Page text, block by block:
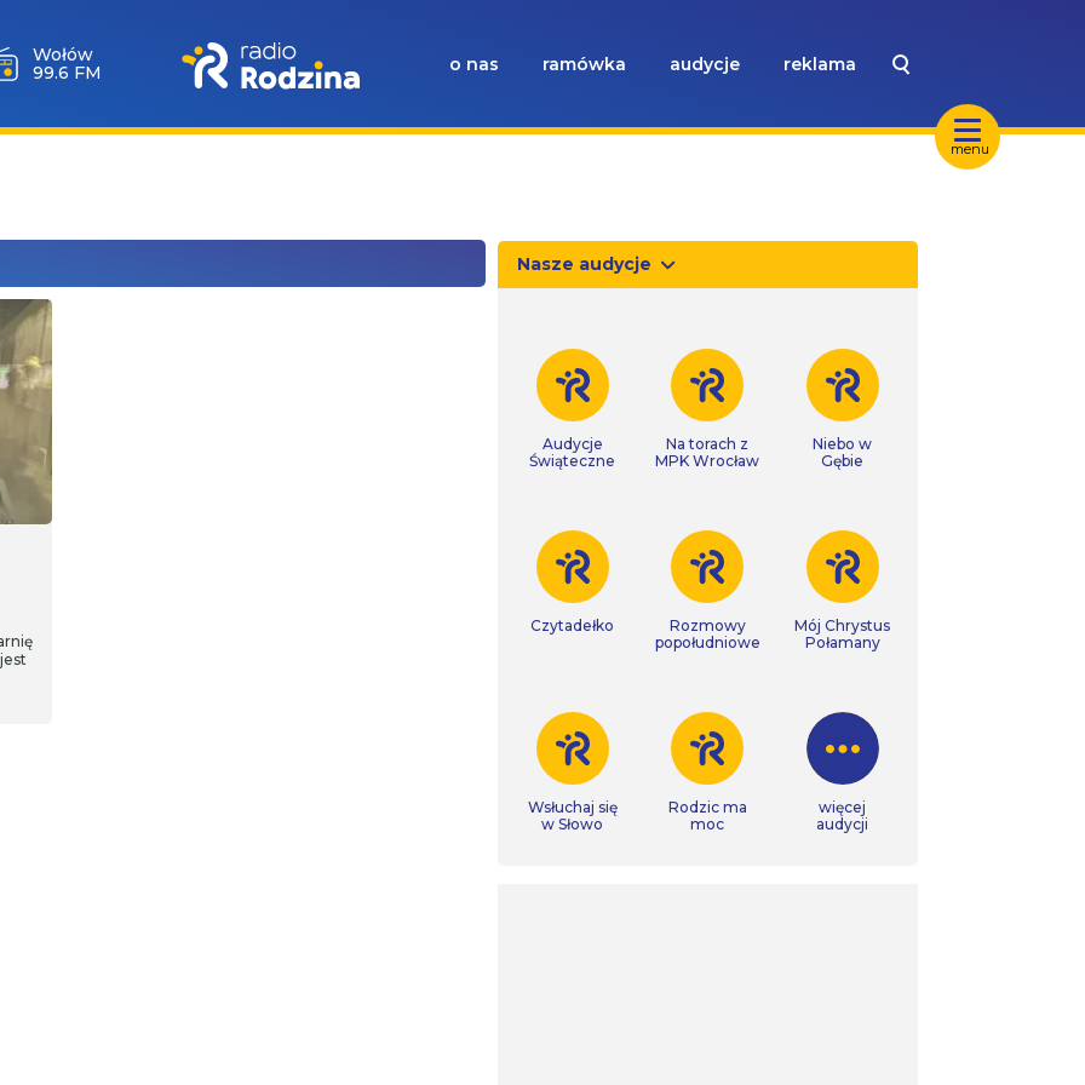
menu
Wołów
99.6 FM
o nas ramówka audycje reklama
Nasze audycje
Audycje
Świąteczne
Na torach z
MPK Wrocław
Niebo w
Gębie
Czytadełko
Rozmowy
popołudniowe
Mój Chrystus
Połamany
Wsłuchaj się
w Słowo
Rodzic ma
moc
więcej
audycji